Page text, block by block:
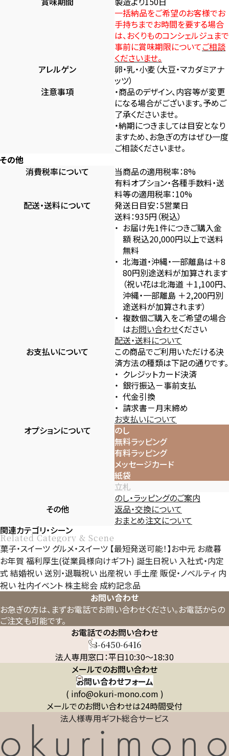
一括納品をご希望のお客様でお
手持ちまでお時間を要する場合
は、おくりものコンシェルジュまで
事前に賞味期限についてご相談
くださいませ。
アレルゲン
卵・乳・小麦（大豆・マカダミアナ
ッツ）
注意事項
・商品のデザイン、内容等が変更
になる場合がございます。予めご
了承くださいませ。
・納期につきましては目安となり
ますため、お急ぎの方はぜひ一度
ご相談くださいませ。
その他
消費税率について
当商品の適用税率：8%
有料オプション・各種手数料・送
料等の適用税率：10%
配送・送料について
発送日目安：5営業日
送料：935円（税込）
お届け先1件につきご購入金
額 税込20,000円以上で送料
無料
北海道・沖縄・一部離島は＋8
80円別途送料が加算されます
（祝い花は北海道 ＋1,100円、
沖縄・一部離島 ＋2,200円別
途送料が加算されます）
複数個ご購入をご希望の場合
はお問い合わせください
配送・送料について
お支払いについて
この商品でご利用いただける決
済方法の種類は下記の通りです。
クレジットカード決済
銀行振込－事前支払
代金引換
請求書－月末締め
お支払いについて
オプションについて
のし
無料ラッピング
有料ラッピング
メッセージカード
紙袋
立札
のし・ラッピングのご案内
その他
返品・交換について
おまとめ注文について
関連カテゴリ・シーン
Related Category & Scene
菓子・スイーツ グルメ・スイーツ 【最短発送可能！】お中元 お歳暮
お年賀 福利厚生(従業員様向けギフト) 誕生日祝い 入社式・内定
式 結婚祝い送別・退職祝い 出産祝い 手土産 販促・ノベルティ 内
祝い社内イベント株主総会 成約記念品
お問い合わせ
お急ぎの方は、まずお電話でお問い合わせください。お電話からの
ご注文も可能です。
お電話でのお問い合わせ
03-6450-6416
法人専用窓口：平日10:30～18:30
メールでのお問い合わせ
お問い合わせフォーム
( info@okuri-mono.com )
メールでのお問い合わせは24時間受付
法人様専用ギフト総合サービス